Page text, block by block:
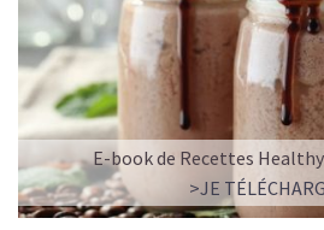
E-book de Recettes
>JE